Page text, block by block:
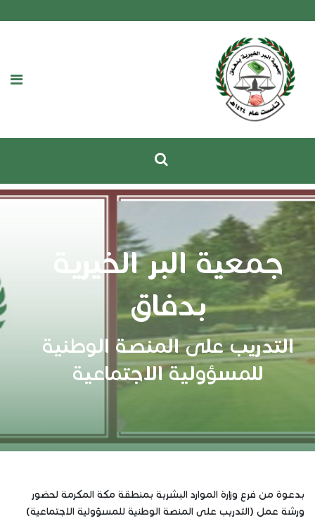
جمعية البر الخيرية
بدفاق
التدريب على المنصة الوطنية
للمسؤولية الاجتماعية
بدعوة من فرع وزارة الموارد البشرية بمنطقة مكة المكرمة لحضور
ورشة عمل (التدريب على المنصة الوطنية للمسؤولية الاجتماعية)